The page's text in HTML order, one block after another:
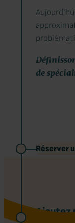
de
Réserver
Ajoutez